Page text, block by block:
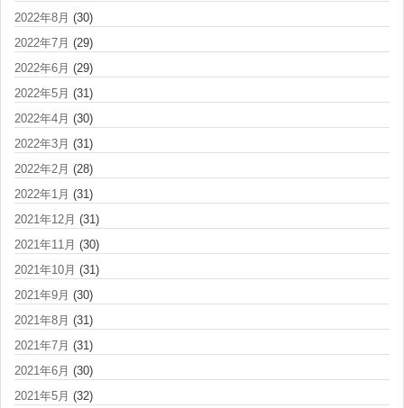
2022年8月 (30)
2022年7月 (29)
2022年6月 (29)
2022年5月 (31)
2022年4月 (30)
2022年3月 (31)
2022年2月 (28)
2022年1月 (31)
2021年12月 (31)
2021年11月 (30)
2021年10月 (31)
2021年9月 (30)
2021年8月 (31)
2021年7月 (31)
2021年6月 (30)
2021年5月 (32)